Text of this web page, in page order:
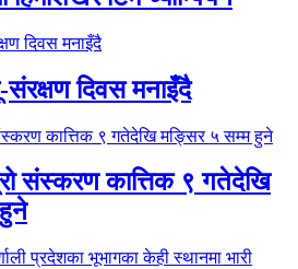
दिवस मनाइँदै
संस्करण कात्तिक ९ गतेदेखि